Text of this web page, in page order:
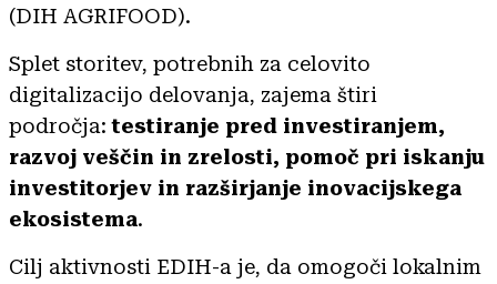
(DIH AGRIFOOD).
Splet storitev, potrebnih za celovito
digitalizacijo delovanja, zajema štiri
področja:testiranje pred investiranjem,
razvoj veščin in zrelosti, pomoč pri iskanju
investitorjev in razširjanje inovacijskega
ekosistema.
Cilj aktivnosti EDIH-a je, da omogoči lokalnim